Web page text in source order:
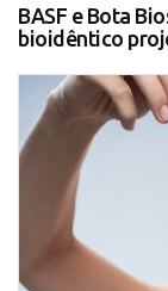
BASF e Bota
bioidêntico